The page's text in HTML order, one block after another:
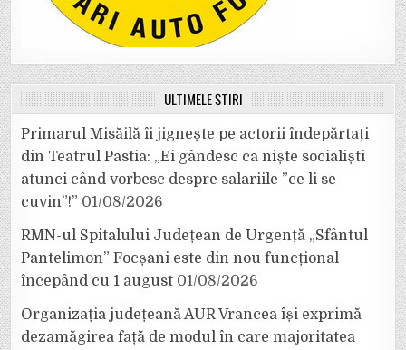
ULTIMELE ȘTIRI
Primarul Misăilă îi jignește pe actorii îndepărtați
din Teatrul Pastia: „Ei gândesc ca niște socialiști
atunci când vorbesc despre salariile ”ce li se
cuvin”!” 01/08/2026
RMN-ul Spitalului Județean de Urgență „Sfântul
Pantelimon” Focșani este din nou funcțional
începând cu 1 august 01/08/2026
Organizația județeană AUR Vrancea își exprimă
dezamăgirea față de modul în care majoritatea